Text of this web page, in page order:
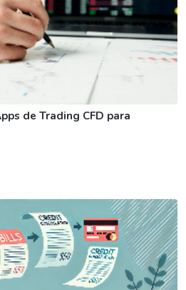
de Trading CFD para